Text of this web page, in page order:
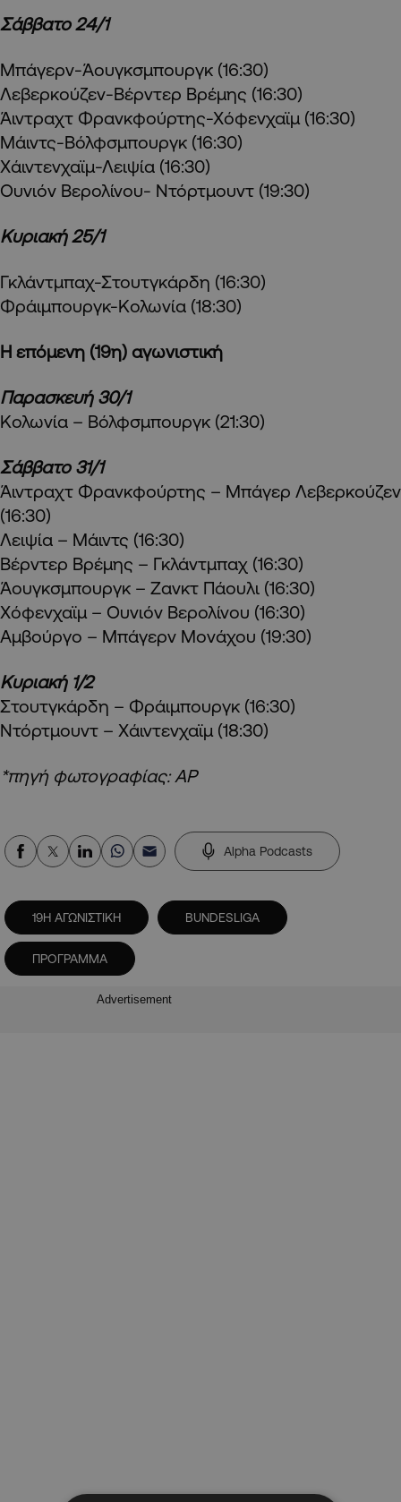
Σάββατο 24/1
Μπάγερν-Άουγκσμπουργκ (16:30)
Λεβερκούζεν-Βέρντερ Βρέμης (16:30)
Άιντραχτ Φρανκφούρτης-Χόφενχαϊμ (16:30)
Μάιντς-Βόλφσμπουργκ (16:30)
Χάιντενχαϊμ-Λειψία (16:30)
Ουνιόν Βερολίνου- Ντόρτμουντ (19:30)
Κυριακή 25/1
Γκλάντμπαχ-Στουτγκάρδη (16:30)
Φράιμπουργκ-Κολωνία (18:30)
Η επόμενη (19η) αγωνιστική
Παρασκευή 30/1
Κολωνία – Βόλφσμπουργκ (21:30)
Σάββατο 31/1
Άιντραχτ Φρανκφούρτης – Μπάγερ Λεβερκούζεν
(16:30)
Λειψία – Μάιντς (16:30)
Βέρντερ Βρέμης – Γκλάντμπαχ (16:30)
Άουγκσμπουργκ – Ζανκτ Πάουλι (16:30)
Χόφενχαϊμ – Ουνιόν Βερολίνου (16:30)
Αμβούργο – Μπάγερν Μονάχου (19:30)
Κυριακή 1/2
Στουτγκάρδη – Φράιμπουργκ (16:30)
Ντόρτμουντ – Χάιντενχαϊμ (18:30)
*πηγή φωτογραφίας: AP
Alpha Podcasts
19Η ΑΓΩΝΙΣΤΙΚΗ BUNDESLIGA
ΠΡΟΓΡΑΜΜΑ
Advertisement